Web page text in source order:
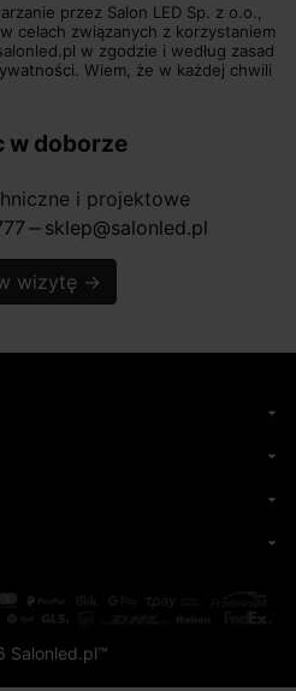
przez Salon LED Sp. z o.o.,
celach związanych z korzystaniem
w zgodzie i według zasad
Wiem, że w każdej chwili
w doborze
i projektowe
horizontal_rule sklep@salonled.pl
wizytę →
arrow_drop_down
arrow_drop_down
arrow_drop_down
arrow_drop_down
Salonled.pl™